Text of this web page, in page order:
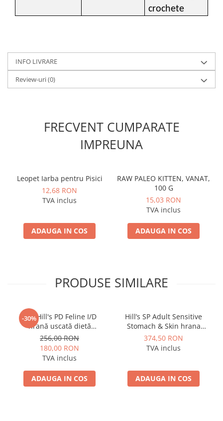
crochete
INFO LIVRARE
Review-uri(0)
FRECVENT CUMPARATE
IMPREUNA
Leopet Iarba pentru Pisici
12,68 RON
TVA inclus
ADAUGA IN COS
RAW PALEO KITTEN, VANAT,
100 G
15,03 RON
TVA inclus
ADAUGA IN COS
PRODUSE SIMILARE
-30%
3kg Hill's PD Feline I/D
hrană uscată dietă
veterinară pentru pisici cu
probleme digestive
256,00 RON
180,00 RON
TVA inclus
ADAUGA IN COS
Hill’s SP Adult Sensitive
Stomach & Skin hrana
pentru pisici cu pui 7 kg
374,50 RON
TVA inclus
ADAUGA IN COS